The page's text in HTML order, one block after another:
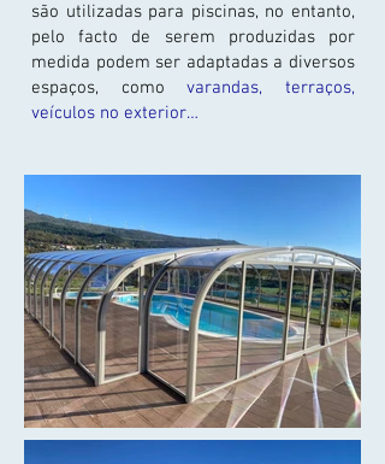
são utilizadas para piscinas, no entanto,
pelo facto de serem produzidas por
medida podem ser adaptadas a diversos
espaços, comovarandas, terraços,
veículos no exterior…